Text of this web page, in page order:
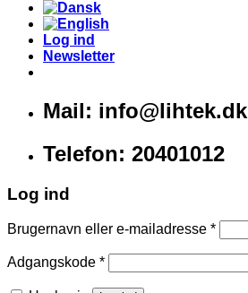
Log ind
Newsletter
Mail: info@lihtek.dk
Telefon: 20401012
Log ind
Brugernavn eller e-mailadresse *
Adgangskode *